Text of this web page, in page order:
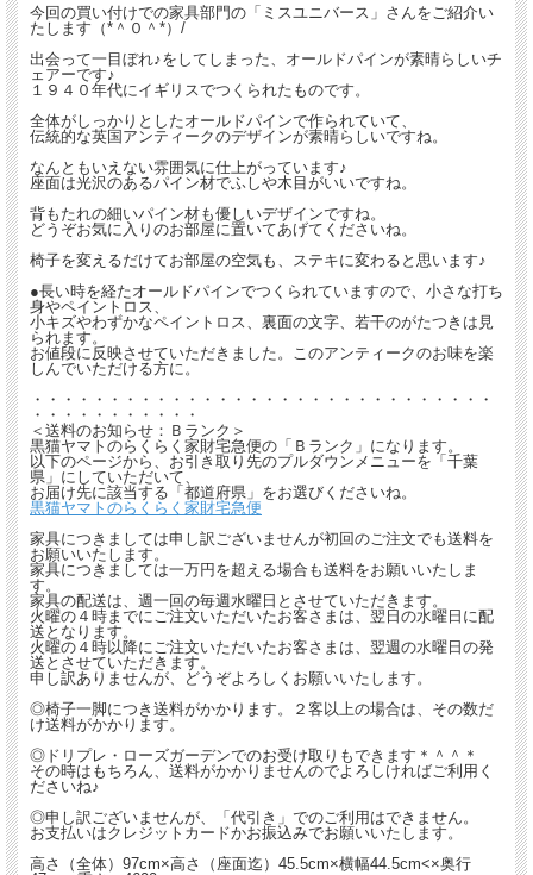
今回の買い付けでの家具部門の「ミスユニバース」さんをご紹介い
たします（*＾０＾*）/
出会って一目ぼれ♪をしてしまった、オールドパインが素晴らしいチ
ェアーです♪
１９４０年代にイギリスでつくられたものです。
全体がしっかりとしたオールドパインで作られていて、
伝統的な英国アンティークのデザインが素晴らしいですね。
なんともいえない雰囲気に仕上がっています♪
座面は光沢のあるパイン材でふしや木目がいいですね。
背もたれの細いパイン材も優しいデザインですね。
どうぞお気に入りのお部屋に置いてあげてくださいね。
椅子を変えるだけてお部屋の空気も、ステキに変わると思います♪
●長い時を経たオールドパインでつくられていますので、小さな打ち
身やペイントロス、
小キズやわずかなペイントロス、裏面の文字、若干のがたつきは見
られます。
お値段に反映させていただきました。このアンティークのお味を楽
しんでいただける方に。
・・・・・・・・・・・・・・・・・・・・・・・・・・・・・・
・・・・・・・・・・・
＜送料のお知らせ：Ｂランク＞
黒猫ヤマトのらくらく家財宅急便の「Ｂランク」になります。
以下のページから、お引き取り先のプルダウンメニューを「千葉
県」にしていただいて、
お届け先に該当する「都道府県」をお選びくださいね。
黒猫ヤマトのらくらく家財宅急便
家具につきましては申し訳ございませんが初回のご注文でも送料を
お願いいたします。
家具につきましては一万円を超える場合も送料をお願いいたしま
す。
家具の配送は、週一回の毎週水曜日とさせていただきます。
火曜の４時までにご注文いただいたお客さまは、翌日の水曜日に配
送となります。
火曜の４時以降にご注文いただいたお客さまは、翌週の水曜日の発
送とさせていただきます。
申し訳ありませんが、どうぞよろしくお願いいたします。
◎椅子一脚につき送料がかかります。２客以上の場合は、その数だ
け送料がかかります。
◎ドリプレ・ローズガーデンでのお受け取りもできます＊＾＾＊
その時はもちろん、送料がかかりませんのでよろしければご利用く
ださいね♪
◎申し訳ございませんが、「代引き」でのご利用はできません。
お支払いはクレジットカードかお振込みでお願いいたします。
高さ（全体）97cm×高さ（座面迄）45.5cm×横幅44.5cm<×奥行